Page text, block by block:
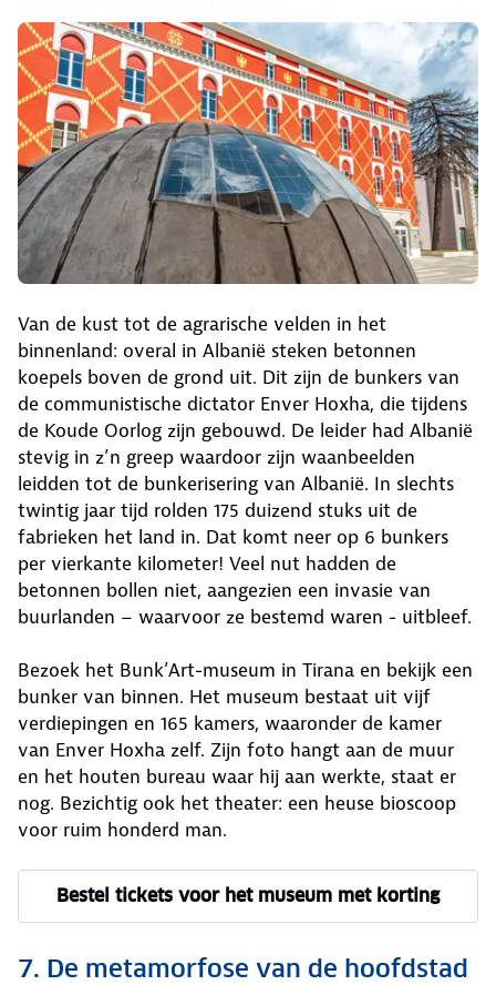
Van de kust tot de agrarische velden in het
binnenland: overal in Albanië steken betonnen
koepels boven de grond uit. Dit zijn de bunkers van
de communistische dictator Enver Hoxha, die tijdens
de Koude Oorlog zijn gebouwd. De leider had Albanië
stevig in z’n greep waardoor zijn waanbeelden
leidden tot de bunkerisering van Albanië. In slechts
twintig jaar tijd rolden 175 duizend stuks uit de
fabrieken het land in. Dat komt neer op 6 bunkers
per vierkante kilometer! Veel nut hadden de
betonnen bollen niet, aangezien een invasie van
buurlanden – waarvoor ze bestemd waren - uitbleef.
Bezoek het Bunk’Art-museum in Tirana en bekijk een
bunker van binnen. Het museum bestaat uit vijf
verdiepingen en 165 kamers, waaronder de kamer
van Enver Hoxha zelf. Zijn foto hangt aan de muur
en het houten bureau waar hij aan werkte, staat er
nog. Bezichtig ook het theater: een heuse bioscoop
voor ruim honderd man.
Bestel tickets voor het museum met korting
7. De metamorfose van de hoofdstad